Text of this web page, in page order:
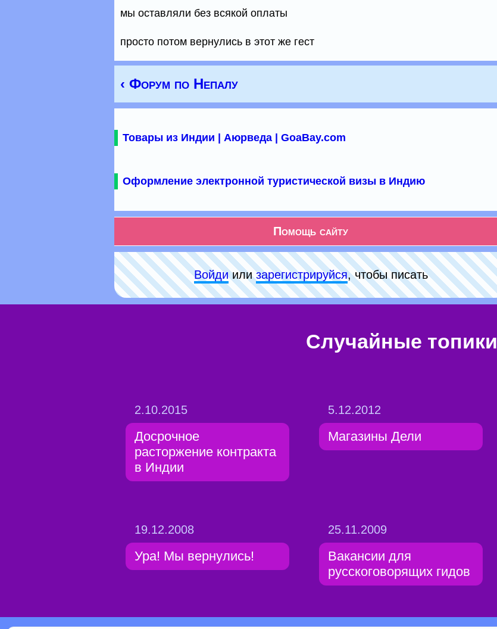
мы оставляли без всякой оплаты
просто потом вернулись в этот же гест
‹ Форум по Непалу
Товары из Индии | Аюрведа | GoaBay.com
Оформление электронной туристической визы в Индию
Помощь сайту
Войдиилизарeгиcтpируйся, чтобы писать
Случайные топики
2.10.2015
Досрочное
расторжение контракта
в Индии
5.12.2012
Магазины Дели
19.12.2008
Ура! Мы вернулись!
25.11.2009
Вакансии для
русскоговорящих гидов